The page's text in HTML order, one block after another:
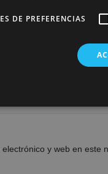
y web en este
DE PREFERENCIAS